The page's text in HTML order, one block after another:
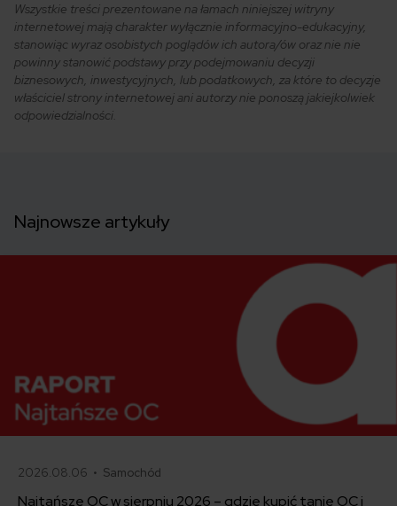
Wszystkie treści prezentowane na łamach niniejszej witryny
internetowej mają charakter wyłącznie informacyjno-edukacyjny,
stanowiąc wyraz osobistych poglądów ich autora/ów oraz nie nie
powinny stanowić podstawy przy podejmowaniu decyzji
biznesowych, inwestycyjnych, lub podatkowych, za które to decyzje
właściciel strony internetowej ani autorzy nie ponoszą jakiejkolwiek
odpowiedzialności.
Najnowsze artykuły
2026.08.06 • Samochód
Najtańsze OC w sierpniu 2026 – gdzie kupić tanie OC i